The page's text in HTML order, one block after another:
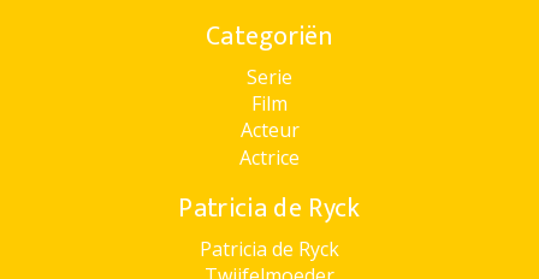
Categoriën
Serie
Film
Acteur
Actrice
Patricia de Ryck
Patricia de Ryck